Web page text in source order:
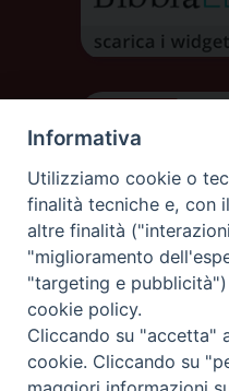
Informativa
Utilizziamo cookie o
finalità tecniche e, con
altre finalità
"miglioramento
"targeting e
cookie policy.
Cliccando su "accetta"
cookie. Cliccando su